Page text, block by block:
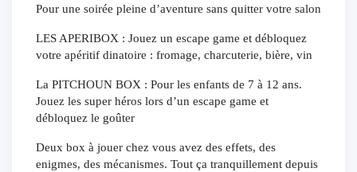
Pour une soirée pleine d’aventure sans quitter votre salon
LES APERIBOX : Jouez un escape game et débloquez
votre apéritif dinatoire : fromage, charcuterie, bière, vin
La PITCHOUN BOX : Pour les enfants de 7 à 12 ans.
Jouez les super héros lors d’un escape game et
débloquez le goûter
Deux box à jouer chez vous avez des effets, des
enigmes, des mécanismes. Tout ça tranquillement depuis